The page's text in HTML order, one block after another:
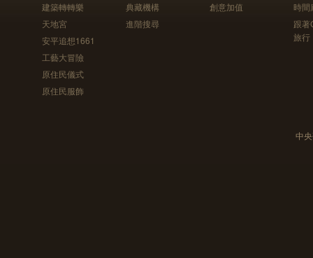
建築轉轉樂
天地宮
安平追想1661
工藝大冒險
原住民儀式
原住民服飾
典藏機構
進階搜尋
創意加值
時間
跟
旅行
中